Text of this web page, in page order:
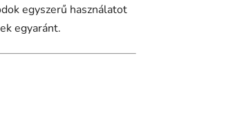
egyszerű használatot
egyaránt.